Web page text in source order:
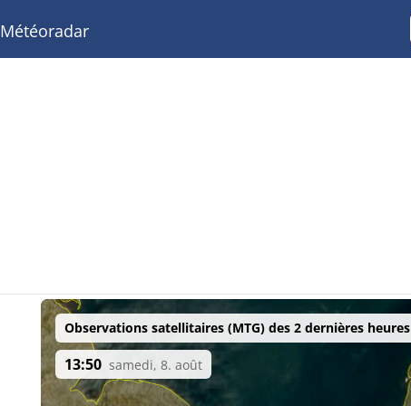
Météoradar
Observations satellitaires (MTG) des 2 dernières heures
13:50 samedi, 8. août